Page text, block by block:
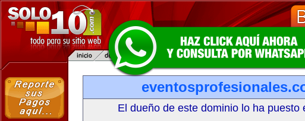
El dueño de este dominio lo ha puesto